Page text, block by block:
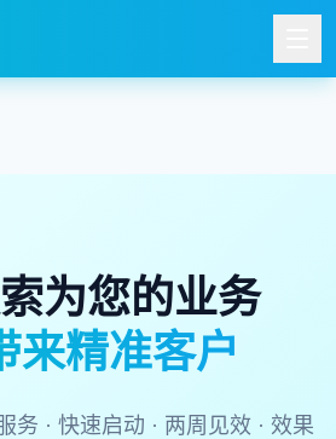
为您的业务
来精准客户
务 · 快速启动 · 两周见效 · 效果